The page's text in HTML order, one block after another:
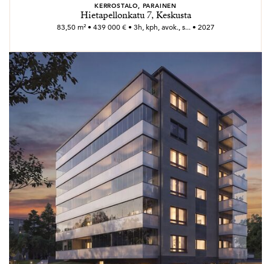
KERROSTALO, PARAINEN
Hietapellonkatu 7, Keskusta
83,50 m² • 439 000 € • 3h, kph, avok., s... • 2027